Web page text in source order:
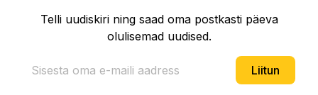
Telli uudiskiri ning saad oma postkasti päeva
olulisemad uudised.
Liitun